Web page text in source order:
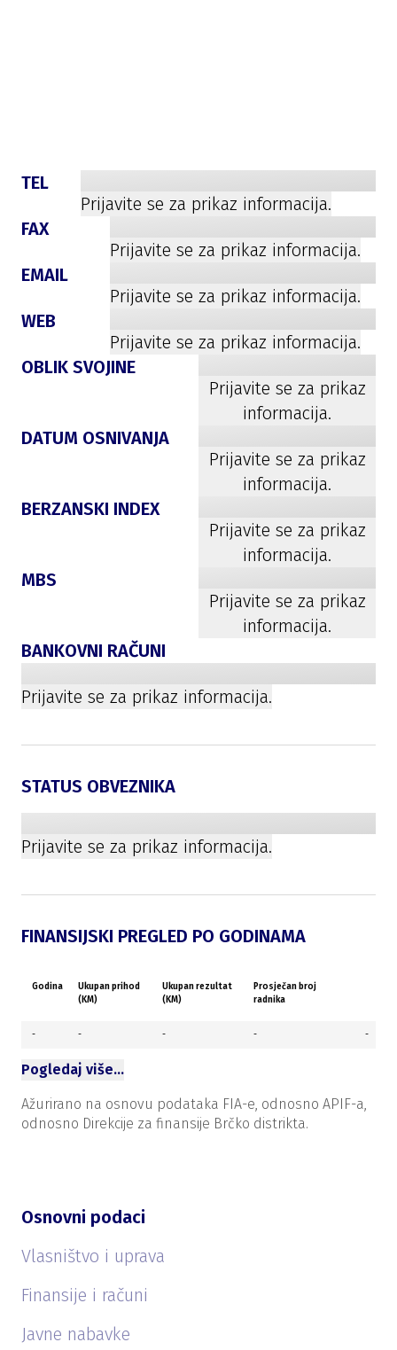
TEL
Prijavite se za prikaz informacija.
FAX
Prijavite se za prikaz informacija.
EMAIL
Prijavite se za prikaz informacija.
WEB
Prijavite se za prikaz informacija.
OBLIK SVOJINE
Prijavite se za prikaz
informacija.
DATUM OSNIVANJA
Prijavite se za prikaz
informacija.
BERZANSKI INDEX
Prijavite se za prikaz
informacija.
MBS
Prijavite se za prikaz
informacija.
BANKOVNI RAČUNI
Prijavite se za prikaz informacija.
STATUS OBVEZNIKA
Prijavite se za prikaz informacija.
FINANSIJSKI PREGLED PO GODINAMA
Godina
Ukupan prihod
(KM)
Ukupan rezultat
(KM)
Prosječan broj
radnika
- - - - -
Pogledaj više…
Ažurirano na osnovu podataka FIA-e, odnosno APIF-a,
odnosno Direkcije za finansije Brčko distrikta.
Osnovni podaci
Vlasništvo i uprava
Finansije i računi
Javne nabavke